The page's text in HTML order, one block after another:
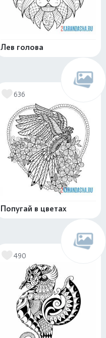
Лев голова
636
Попугай в цветах
490